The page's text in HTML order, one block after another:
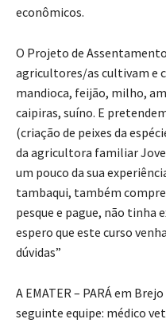
econômicos.
O Projeto de
agricultores/as cultivam e
mandioca, feijão, milho,
caipiras, suíno. E
(criação de peixes da
da agricultora familiar
um pouco da sua
tambaqui, também
pesque e pague, não tinha
espero que este curso
dúvidas”
A EMATER – PARÁ em
seguinte equipe: médico